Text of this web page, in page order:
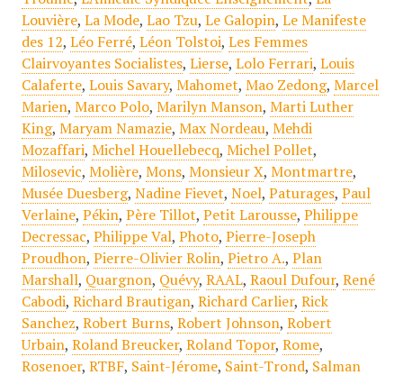
Louvière, La Mode, Lao Tzu, Le Galopin, Le Manifeste
des 12, Léo Ferré, Léon Tolstoi, Les Femmes
Clairvoyantes Socialistes, Lierse, Lolo Ferrari, Louis
Calaferte, Louis Savary, Mahomet, Mao Zedong, Marcel
Marien, Marco Polo, Marilyn Manson, Marti Luther
King, Maryam Namazie, Max Nordeau, Mehdi
Mozaffari, Michel Houellebecq, Michel Pollet,
Milosevic, Molière, Mons, Monsieur X, Montmartre,
Musée Duesberg, Nadine Fievet, Noel, Paturages, Paul
Verlaine, Pékin, Père Tillot, Petit Larousse, Philippe
Decressac, Philippe Val, Photo, Pierre-Joseph
Proudhon, Pierre-Olivier Rolin, Pietro A., Plan
Marshall, Quargnon, Quévy, RAAL, Raoul Dufour, René
Cabodi, Richard Brautigan, Richard Carlier, Rick
Sanchez, Robert Burns, Robert Johnson, Robert
Urbain, Roland Breucker, Roland Topor, Rome,
Rosenoer, RTBF, Saint-Jérome, Saint-Trond, Salman